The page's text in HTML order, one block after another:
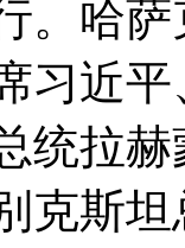
。哈
习近
统拉
克斯